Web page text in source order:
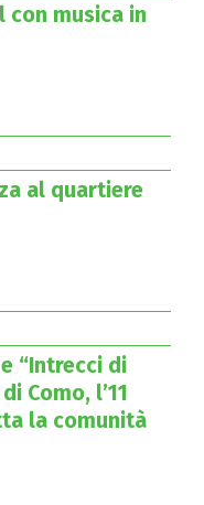
con musica in
al quartiere
“Intrecci di
Como, l’11
la comunità